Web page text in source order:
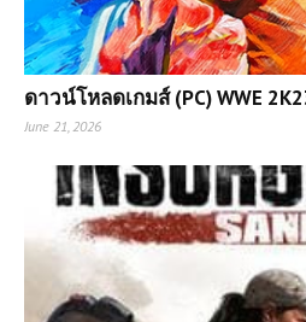
ดาวน์โหลดเกมส์ (PC) WWE
June 21, 2026